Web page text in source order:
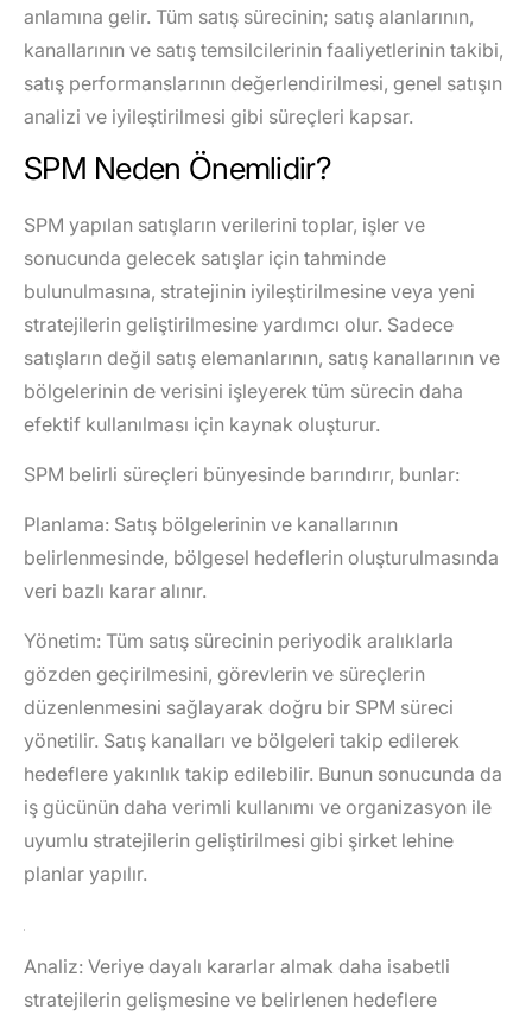
anlamına gelir. Tüm satış sürecinin; satış alanlarının,
kanallarının ve satış temsilcilerinin faaliyetlerinin takibi,
satış performanslarının değerlendirilmesi, genel satışın
analizi ve iyileştirilmesi gibi süreçleri kapsar.
SPM Neden Önemlidir?
SPM yapılan satışların verilerini toplar, işler ve
sonucunda gelecek satışlar için tahminde
bulunulmasına, stratejinin iyileştirilmesine veya yeni
stratejilerin geliştirilmesine yardımcı olur. Sadece
satışların değil satış elemanlarının, satış kanallarının ve
bölgelerinin de verisini işleyerek tüm sürecin daha
efektif kullanılması için kaynak oluşturur.
SPM belirli süreçleri bünyesinde barındırır, bunlar:
Planlama: Satış bölgelerinin ve kanallarının
belirlenmesinde, bölgesel hedeflerin oluşturulmasında
veri bazlı karar alınır.
Yönetim: Tüm satış sürecinin periyodik aralıklarla
gözden geçirilmesini, görevlerin ve süreçlerin
düzenlenmesini sağlayarak doğru bir SPM süreci
yönetilir. Satış kanalları ve bölgeleri takip edilerek
hedeflere yakınlık takip edilebilir. Bunun sonucunda da
iş gücünün daha verimli kullanımı ve organizasyon ile
uyumlu stratejilerin geliştirilmesi gibi şirket lehine
planlar yapılır.
Analiz: Veriye dayalı kararlar almak daha isabetli
stratejilerin gelişmesine ve belirlenen hedeflere